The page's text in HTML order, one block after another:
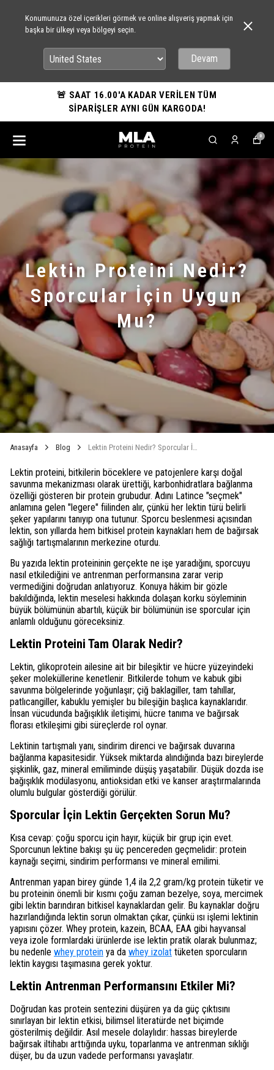
Konumunuza özel içerikleri görmek ve online alışveriş yapmak için
başka bir ülkeyi veya bölgeyi seçin.
Devam
🚨 SAAT 16.00'A KADAR VERİLEN TÜM
SİPARİŞLER AYNI GÜN KARGODA!
0
Lektin Proteini Nedir​?
Sporcular İçin Uygun
Mu?
Anasayfa Blog Lektin Proteini Nedir​? Sporcular İçin Uygun Mu?
Lektin proteini, bitkilerin böceklere ve patojenlere karşı doğal
savunma mekanizması olarak ürettiği, karbonhidratlara bağlanma
özelliği gösteren bir protein grubudur. Adını Latince "seçmek"
anlamına gelen "legere" fiilinden alır, çünkü her lektin türü belirli
şeker yapılarını tanıyıp ona tutunur. Sporcu beslenmesi açısından
lektin, son yıllarda hem bitkisel protein kaynakları hem de bağırsak
sağlığı tartışmalarının merkezine oturdu.
Bu yazıda lektin proteininin gerçekte ne işe yaradığını, sporcuyu
nasıl etkilediğini ve antrenman performansına zarar verip
vermediğini doğrudan anlatıyoruz. Konuya hâkim bir gözle
bakıldığında, lektin meselesi hakkında dolaşan korku söyleminin
büyük bölümünün abartılı, küçük bir bölümünün ise sporcular için
anlamlı olduğunu göreceksiniz.
Lektin Proteini Tam Olarak Nedir?
Lektin, glikoprotein ailesine ait bir bileşiktir ve hücre yüzeyindeki
şeker moleküllerine kenetlenir. Bitkilerde tohum ve kabuk gibi
savunma bölgelerinde yoğunlaşır; çiğ baklagiller, tam tahıllar,
patlıcangiller, kabuklu yemişler bu bileşiğin başlıca kaynaklarıdır.
İnsan vücudunda bağışıklık iletişimi, hücre tanıma ve bağırsak
florası etkileşimi gibi süreçlerde rol oynar.
Lektinin tartışmalı yanı, sindirim direnci ve bağırsak duvarına
bağlanma kapasitesidir. Yüksek miktarda alındığında bazı bireylerde
şişkinlik, gaz, mineral emiliminde düşüş yaşatabilir. Düşük dozda ise
bağışıklık modülasyonu, antioksidan etki ve kanser araştırmalarında
olumlu bulgular gösterdiği görülür.
Sporcular İçin Lektin Gerçekten Sorun Mu?
Kısa cevap: çoğu sporcu için hayır, küçük bir grup için evet.
Sporcunun lektine bakışı şu üç pencereden geçmelidir: protein
kaynağı seçimi, sindirim performansı ve mineral emilimi.
Antrenman yapan birey günde 1,4 ila 2,2 gram/kg protein tüketir ve
bu proteinin önemli bir kısmı çoğu zaman bezelye, soya, mercimek
gibi lektin barındıran bitkisel kaynaklardan gelir. Bu kaynaklar doğru
hazırlandığında lektin sorun olmaktan çıkar, çünkü ısı işlemi lektinin
yapısını çözer. Whey protein, kazein, BCAA, EAA gibi hayvansal
veya izole formlardaki ürünlerde ise lektin pratik olarak bulunmaz;
bu nedenle whey protein ya da whey izolat tüketen sporcuların
lektin kaygısı taşımasına gerek yoktur.
Lektin Antrenman Performansını Etkiler Mi?
Doğrudan kas protein sentezini düşüren ya da güç çıktısını
sınırlayan bir lektin etkisi, bilimsel literatürde net biçimde
gösterilmiş değildir. Asıl mesele dolaylıdır: hassas bireylerde
bağırsak iltihabı arttığında uyku, toparlanma ve antrenman sıklığı
düşer, bu da uzun vadede performansı yavaşlatır.